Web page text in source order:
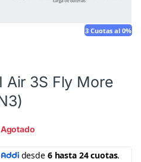
3 Cuotas al 0%
Air 3S Fly More
Agotado